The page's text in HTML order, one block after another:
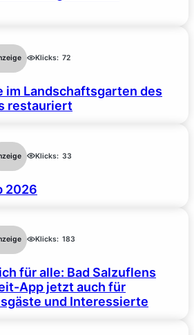
Klicks: 72
Landschaftsgarten des
restauriert
Klicks: 33
2026
Klicks: 183
für alle: Bad Salzuflens
App jetzt auch für
und Interessierte